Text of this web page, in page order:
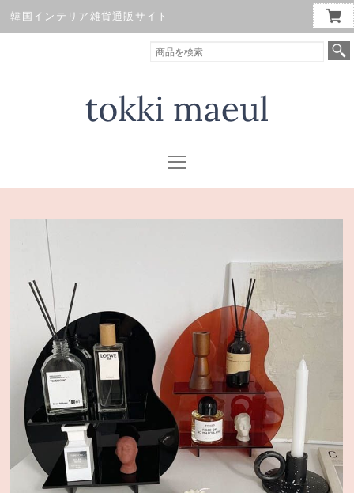
韓国インテリア雑貨通販サイト